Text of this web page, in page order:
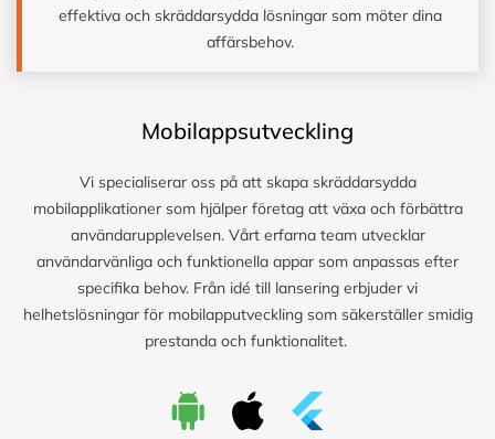
effektiva och skräddarsydda lösningar som möter dina
affärsbehov.
Mobilappsutveckling
Vi specialiserar oss på att skapa skräddarsydda
mobilapplikationer som hjälper företag att växa och förbättra
användarupplevelsen. Vårt erfarna team utvecklar
användarvänliga och funktionella appar som anpassas efter
specifika behov. Från idé till lansering erbjuder vi
helhetslösningar för mobilapputveckling som säkerställer smidig
prestanda och funktionalitet.